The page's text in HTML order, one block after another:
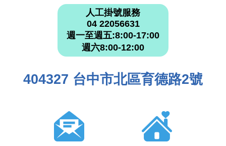
人工掛號服務
04 22056631
週一至週五:8:00-17:00
週六8:00-12:00
404327 台中市北區育德路2號